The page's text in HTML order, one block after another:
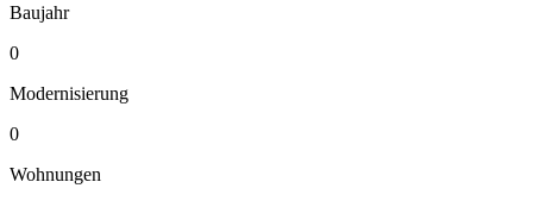
Baujahr
0
Modernisierung
0
Wohnungen